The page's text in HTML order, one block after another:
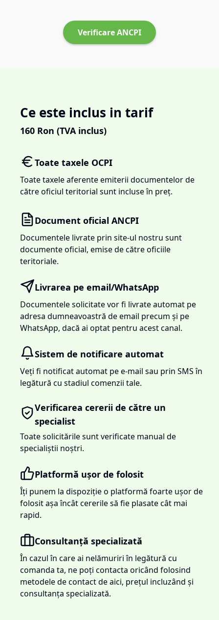
Verificare ANCPI
Ce este inclus in tarif
160 Ron (TVA inclus)
Toate taxele OCPI
Toate taxele aferente emiterii documentelor de
către oficiul teritorial sunt incluse în preț.
Document oficial ANCPI
Documentele livrate prin site-ul nostru sunt
documente oficial, emise de către oficiile
teritoriale.
Livrarea pe email/WhatsApp
Documentele solicitate vor fi livrate automat pe
adresa dumneavoastră de email precum și pe
WhatsApp, dacă ai optat pentru acest canal.
Sistem de notificare automat
Veți fi notificat automat pe e-mail sau prin SMS în
legătură cu stadiul comenzii tale.
Verificarea cererii de către un
specialist
Toate solicitările sunt verificate manual de
specialiștii noștri.
Platformă ușor de folosit
Îți punem la dispoziție o platformă foarte ușor de
folosit așa încât cererile să fie plasate cât mai
rapid.
Consultanță specializată
În cazul în care ai nelămuriri în legătură cu
comanda ta, ne poți contacta oricând folosind
metodele de contact de aici, prețul incluzând și
consultanța specializată.